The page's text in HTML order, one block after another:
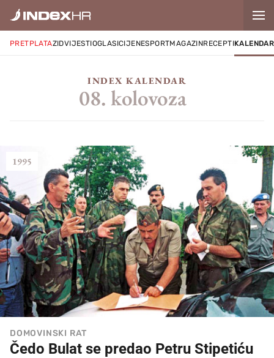
PRETPLATAZIDVIJESTIOGLASICIJENESPORTMAGAZINRECEPTIKALENDAR
INDEX KALENDAR
08. kolovoza
DOMOVINSKI RAT
Čedo Bulat se predao Petru Stipetiću
1995